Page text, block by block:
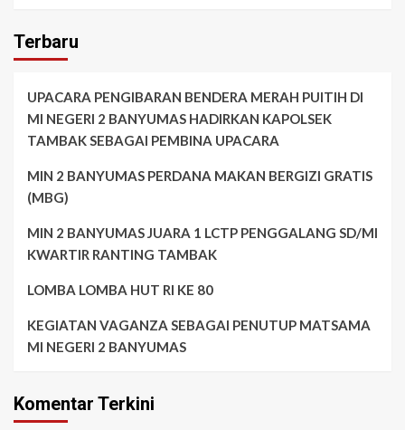
Terbaru
UPACARA PENGIBARAN BENDERA MERAH PUITIH DI
MI NEGERI 2 BANYUMAS HADIRKAN KAPOLSEK
TAMBAK SEBAGAI PEMBINA UPACARA
MIN 2 BANYUMAS PERDANA MAKAN BERGIZI GRATIS
(MBG)
MIN 2 BANYUMAS JUARA 1 LCTP PENGGALANG SD/MI
KWARTIR RANTING TAMBAK
LOMBA LOMBA HUT RI KE 80
KEGIATAN VAGANZA SEBAGAI PENUTUP MATSAMA
MI NEGERI 2 BANYUMAS
Komentar Terkini